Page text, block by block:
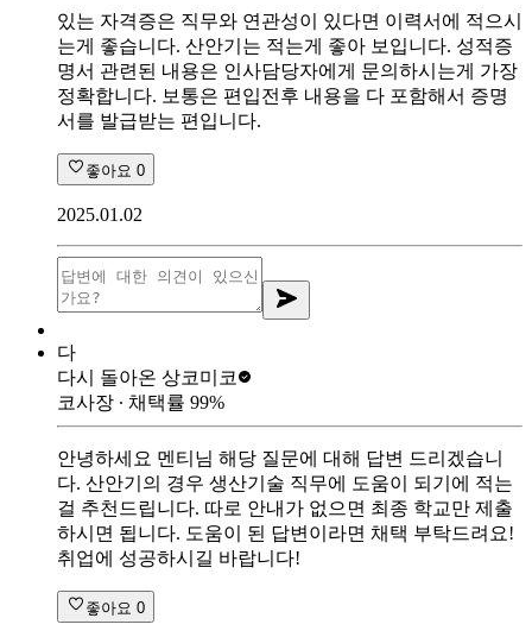
있는 자격증은 직무와 연관성이 있다면 이력서에 적으시
는게 좋습니다. 산안기는 적는게 좋아 보입니다. 성적증
명서 관련된 내용은 인사담당자에게 문의하시는게 가장
정확합니다. 보통은 편입전후 내용을 다 포함해서 증명
서를 발급받는 편입니다.
좋아요 0
2025.01.02
다
다시 돌아온 상코미코
코사장 ∙ 채택률 99%
안녕하세요 멘티님 해당 질문에 대해 답변 드리겠습니
다. 산안기의 경우 생산기술 직무에 도움이 되기에 적는
걸 추천드립니다. 따로 안내가 없으면 최종 학교만 제출
하시면 됩니다. 도움이 된 답변이라면 채택 부탁드려요!
취업에 성공하시길 바랍니다!
좋아요 0